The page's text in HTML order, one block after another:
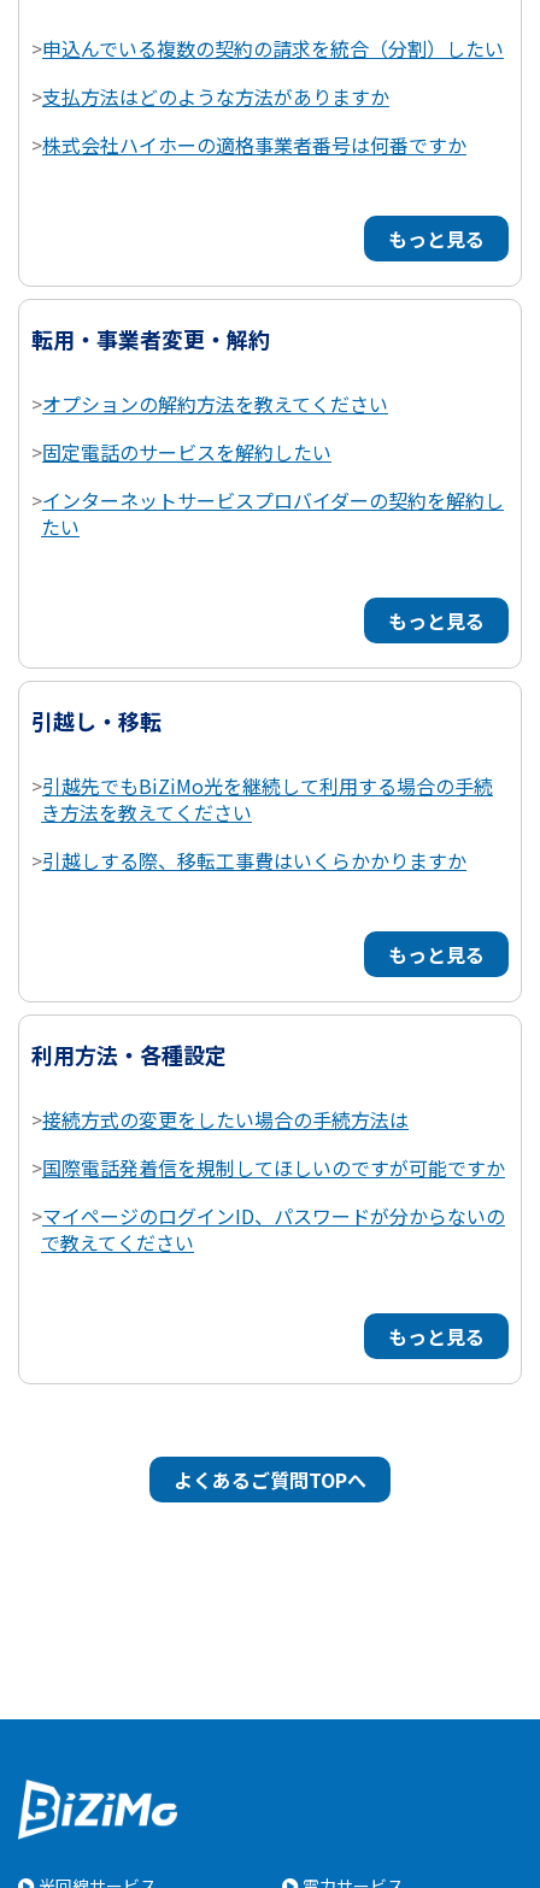
>申込んでいる複数の契約の請求を統合（分割）したい
>支払方法はどのような方法がありますか
>株式会社ハイホーの適格事業者番号は何番ですか
もっと見る
転用・事業者変更・解約
>オプションの解約方法を教えてください
>固定電話のサービスを解約したい
>インターネットサービスプロバイダーの契約を解約し
たい
もっと見る
引越し・移転
>引越先でもBiZiMo光を継続して利用する場合の手続
き方法を教えてください
>引越しする際、移転工事費はいくらかかりますか
もっと見る
利用方法・各種設定
>接続方式の変更をしたい場合の手続方法は
>国際電話発着信を規制してほしいのですが可能ですか
>マイページのログインID、パスワードが分からないの
で教えてください
もっと見る
よくあるご質問TOPへ